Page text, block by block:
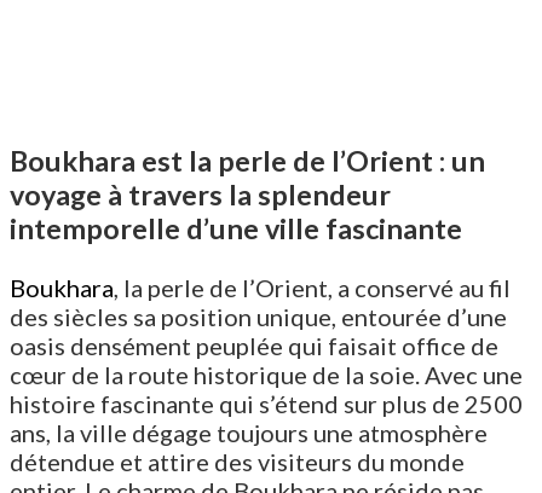
Boukhara est la perle de l’Orient : un
voyage à travers la splendeur
intemporelle d’une ville fascinante
Boukhara, la perle de l’Orient, a conservé au fil
des siècles sa position unique, entourée d’une
oasis densément peuplée qui faisait office de
cœur de la route historique de la soie. Avec une
histoire fascinante qui s’étend sur plus de 2500
ans, la ville dégage toujours une atmosphère
détendue et attire des visiteurs du monde